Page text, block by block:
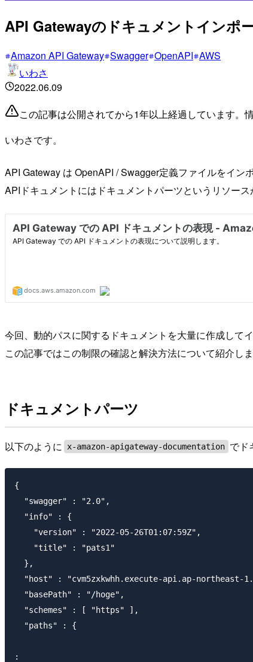
API Gatewayのドキュメントインポ
Amazon API Gateway Swagger OpenAPI AWS
いわさ
2022.06.09
この記事は公開されてから1年以上経過しています。
いわさです。
API Gateway は OpenAPI / Swagger定義ファイルをイン
APIドキュメントにはドキュメントパーツというリソー
今回、動的パスに関するドキュメントを大量に作成して
この記事ではこの制限の確認と解決方法について紹介しま
ドキュメントパーツ
以下のように x-amazon-apigateway-documentation でド
{
  "swagger" : "2.0",
  "info" : {
    "version" : "2022-05-26T01:07:59Z",
    "title" : "pats1"
  },
"host" : "cvm5zxkwhh.execute-api.ap-northeast-
  "basePath" : "/hoge",
  "schemes" : [ "https" ],
  "paths" : {
: